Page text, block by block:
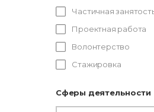
Частичная
Проектная работа
Волонтерство
Стажировка
Сферы деятельности